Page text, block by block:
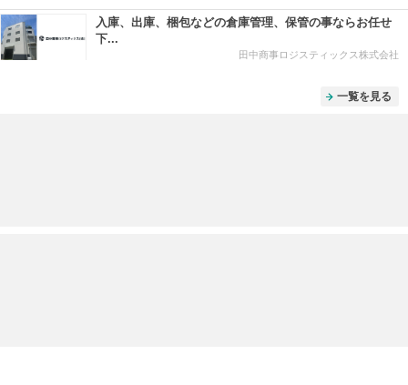
入庫、出庫、梱包などの倉庫管理、保管の事ならお任せ
下...
田中商事ロジスティックス株式会社
一覧を見る